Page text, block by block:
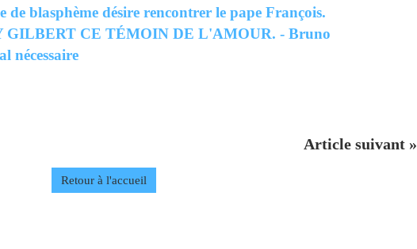
de blasphème désire rencontrer le pape François.
GILBERT CE TÉMOIN DE L'AMOUR. - Bruno
nécessaire
Article suivant »
Retour à l'accueil